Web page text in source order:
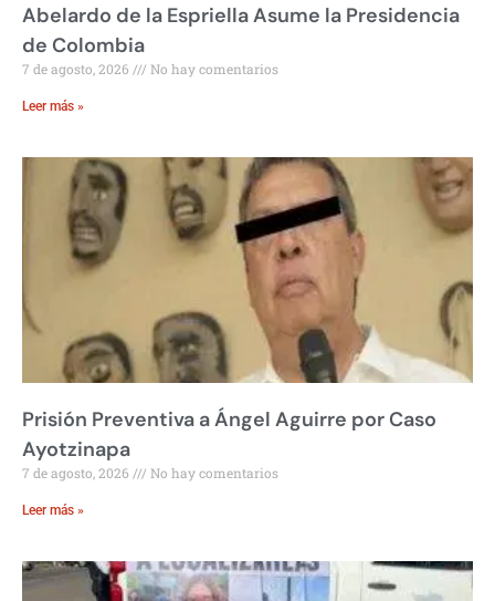
Abelardo de la Espriella Asume la Presidencia
de Colombia
7 de agosto, 2026 No hay comentarios
Leer más »
Prisión Preventiva a Ángel Aguirre por Caso
Ayotzinapa
7 de agosto, 2026 No hay comentarios
Leer más »